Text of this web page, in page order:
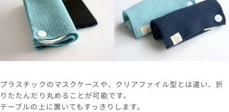
プラスチックのマスクケースや、クリアファイル型とは違い、折
りたたんだり丸めることが可能です。
テーブルの上に置いてもすっきりします。